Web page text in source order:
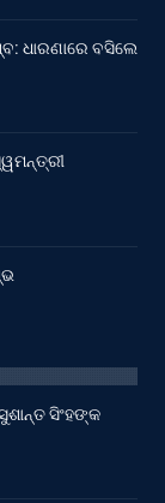
ଧାରଣାରେ ବସିଲେ
ସିଂହଙ୍କ